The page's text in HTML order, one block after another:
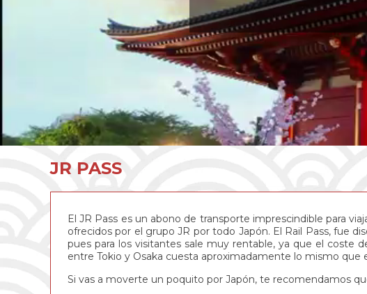
JR PASS
El JR Pass es un abono de transporte imprescindible para
ofrecidos por el grupo JR por todo Japón. El Rail Pass, fue
pues para los visitantes sale muy rentable, ya que el coste
entre Tokio y Osaka cuesta aproximadamente lo mismo que
Si vas a moverte un poquito por Japón, te recomendamos